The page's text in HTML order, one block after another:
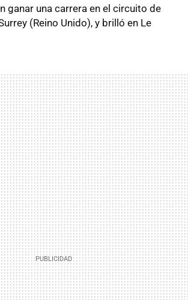
ganar una carrera en el circuito de
(Reino Unido), y brilló en Le